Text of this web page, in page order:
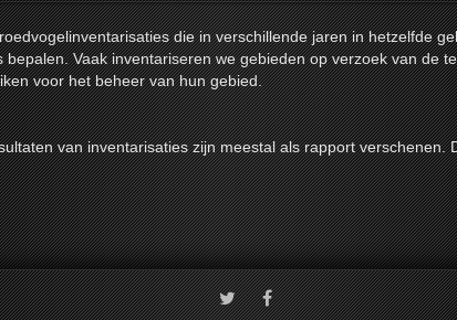
die in verschillende jaren in hetzelfde
bepalen. Vaak inventariseren we gebieden op verzoek van de
voor het beheer van hun gebied.
van inventarisaties zijn meestal als rapport verschenen.